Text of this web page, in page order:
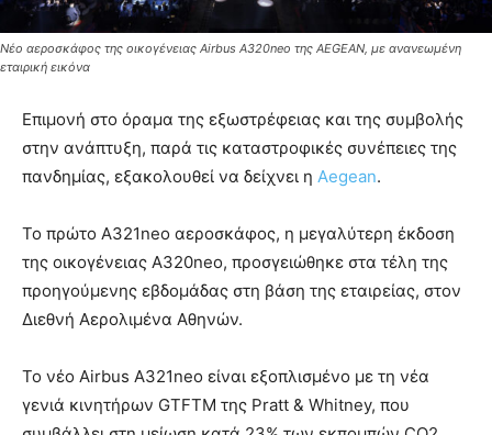
Νέο αεροσκάφος της οικογένειας Airbus Α320neo της AEGEAN, με ανανεωμένη
εταιρική εικόνα
Επιμονή στο όραμα της εξωστρέφειας και της συμβολής
στην ανάπτυξη, παρά τις καταστροφικές συνέπειες της
πανδημίας, εξακολουθεί να δείχνει η Aegean.
Το πρώτο Α321neo αεροσκάφος, η μεγαλύτερη έκδοση
της οικογένειας Α320neo, προσγειώθηκε στα τέλη της
προηγούμενης εβδομάδας στη βάση της εταιρείας, στον
Διεθνή Αερολιμένα Αθηνών.
Το νέο Airbus A321neo είναι εξοπλισμένο με τη νέα
γενιά κινητήρων GTFTM της Pratt & Whitney, που